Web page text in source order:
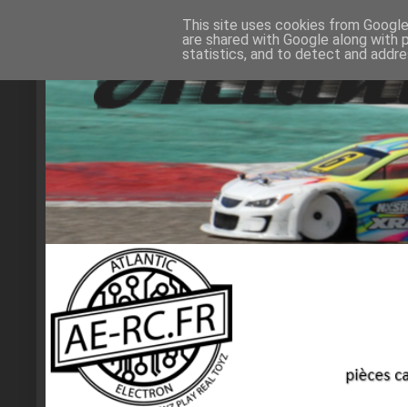
This site uses cookies from
are shared with Google along
statistics, and to detect and